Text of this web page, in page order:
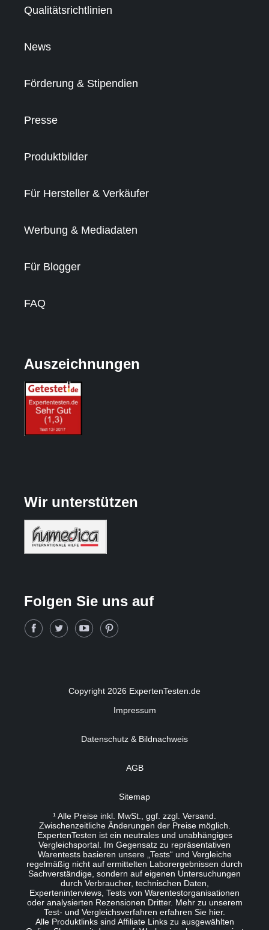
Qualitätsrichtlinien
News
Förderung & Stipendien
Presse
Produktbilder
Für Hersteller & Verkäufer
Werbung & Mediadaten
Für Blogger
FAQ
Auszeichnungen
Wir unterstützen
Folgen Sie uns auf
Copyright 2026 ExpertenTesten.de
Impressum
Datenschutz & Bildnachweis
AGB
Sitemap
¹ Alle Preise inkl. MwSt., ggf. zzgl. Versand.
Zwischenzeitliche Änderungen der Preise möglich.
ExpertenTesten ist ein neutrales und unabhängiges
Vergleichsportal. Im Gegensatz zu repräsentativen
Warentests basieren unsere „Tests“ und Vergleiche
regelmäßig nicht auf ermittelten Laborergebnissen durch
Sachverständige, sondern auf eigenen Untersuchungen
durch Verbraucher, technischen Daten,
Experteninterviews, Tests von Warentestorganisationen
oder analysierten Rezensionen Dritter. Mehr zu unserem
Test- und Vergleichsverfahren erfahren Sie hier.
Alle Produktlinks sind Affiliate Links zu ausgewählten